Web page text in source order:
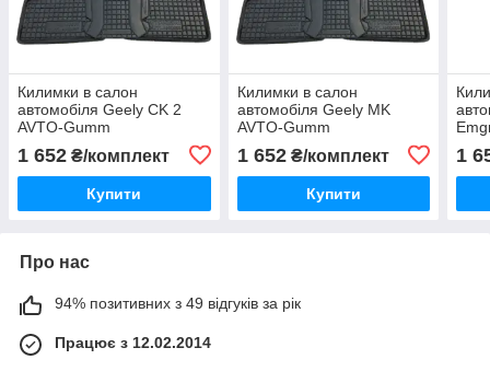
Килимки в салон
автомобіля Geely CK 2
AVTO-Gumm
1 652 ₴/комплект
Купити
Килимки в салон
автомобіля Geely MK
AVTO-Gumm
1 652₴/комплект
Купити
1
Про нас
94% позитивних з 49 відгуків за рік
Працює з 12.02.2014